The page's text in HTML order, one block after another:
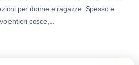
per donne e ragazze. Spesso e
volentieri cosce,...